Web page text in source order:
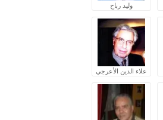
وليد رباح
علاء الدين الأعرجي